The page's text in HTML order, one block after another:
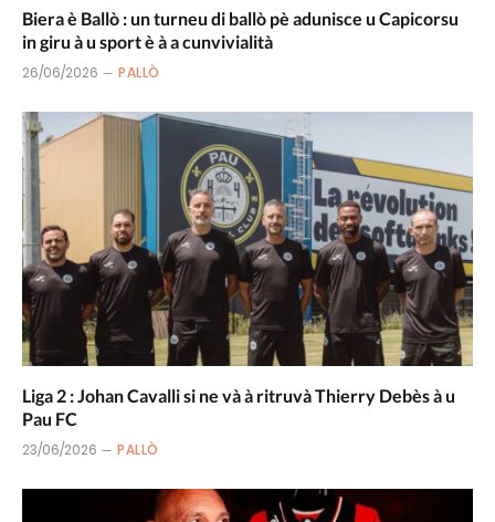
Biera è Ballò : un turneu di ballò pè adunisce u Capicorsu
in giru à u sport è à a cunvivialità
26/06/2026 PALLÒ
Liga 2 : Johan Cavalli si ne và à ritruvà Thierry Debès à u
Pau FC
23/06/2026 PALLÒ